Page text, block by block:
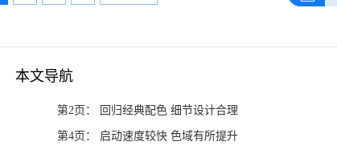
本文导航
第2页： 回归经典配色 细节设计合理
第4页： 启动速度较快 色域有所提升